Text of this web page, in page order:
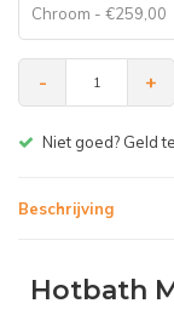
Chroom - €259,00
- +
Gratis bezorgen
Beschrijving
Hotbath